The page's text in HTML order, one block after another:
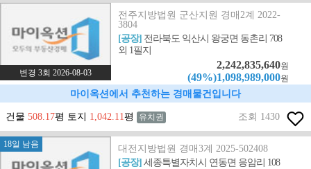
변경 3회 2026-08-03
전주지방법원 군산지원 경매2계 2022-
3804
[공장] 전라북도 익산시 왕궁면 동촌리 708
외 1필지
2,242,835,640원
(49%)1,098,989,000원
마이옥션에서 추천하는 경매물건입니다
건물 508.17평 토지 1,042.11평 유치권 조회 1430
18일 남음
대전지방법원 경매3계 2025-502408
[공장]세종특별자치시 연동면 응암리 108